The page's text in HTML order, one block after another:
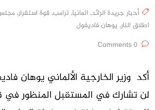
أحبار جريدة الرائد, المانيا, ترامب, قوة استقرار,
اطلاق النار, يوهان فاديفول
أكد وزير الخارجية الألماني يوهان
لن تشارك في المستقبل المنظور في